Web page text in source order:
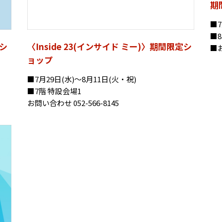
〈Inside 23(インサイド ミー)〉期間限定シ
ョップ
■7月29日(水)～8月11日(火・祝)
■7階 特設会場1
お問い合わせ 052-566-8145
期
■7
■8
■